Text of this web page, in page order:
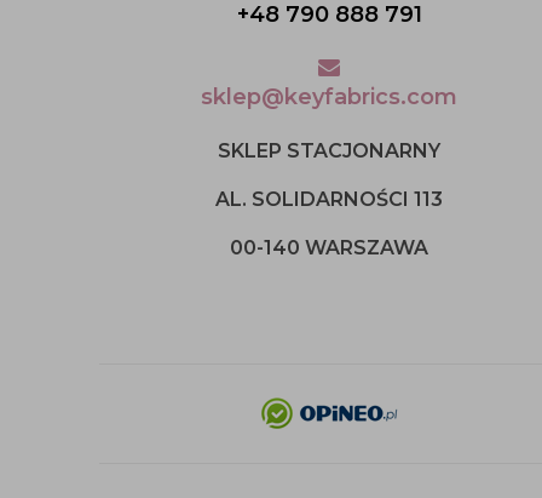
+48 790 888 791
sklep@keyfabrics.com
SKLEP STACJONARNY
AL. SOLIDARNOŚCI 113
00-140 WARSZAWA